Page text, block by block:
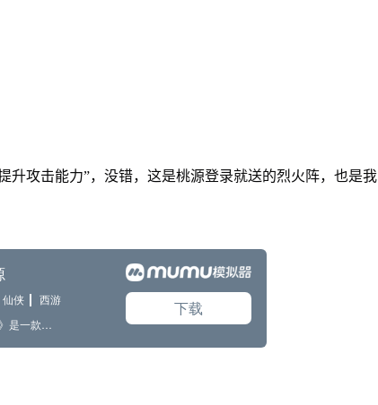
升攻击能力”，没错，这是桃源登录就送的烈火阵，也是我